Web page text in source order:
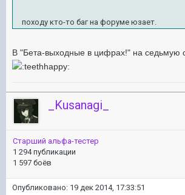
походу кто-то баг на форуме юзает.
В "Бета-выходные в цифрах!" на седьмую
_Kusanagi_
Старший альфа-тестер
1 294 публикации
1 597 боёв
Опубликовано: 19 дек 2014, 17:33:51